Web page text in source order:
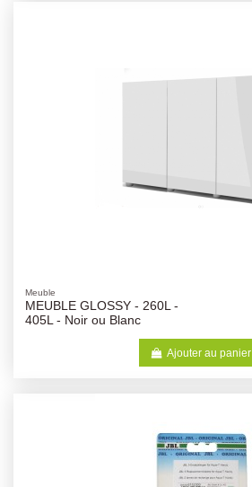
Meuble
MEUBLE GLOSSY - 260L -
405L - Noir ou Blanc
Ajouter au panier